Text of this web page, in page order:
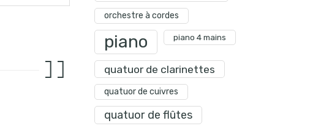
orchestre à cordes
piano piano 4 mains
quatuor de clarinettes
quatuor de cuivres
quatuor de flûtes